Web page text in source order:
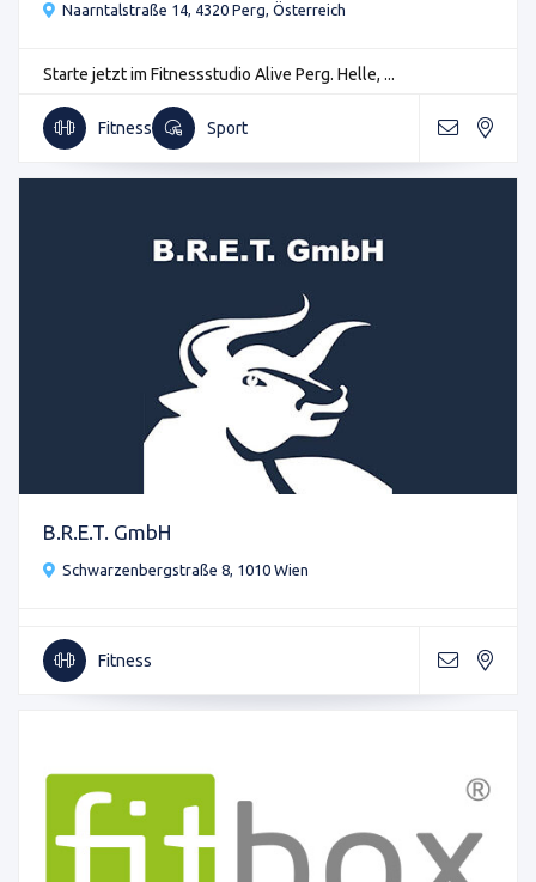
Naarntalstraße 14, 4320 Perg, Österreich
Starte jetzt im Fitnessstudio Alive Perg. Helle, ...
Fitness Sport
B.R.E.T. GmbH
Schwarzenbergstraße 8, 1010 Wien
Fitness